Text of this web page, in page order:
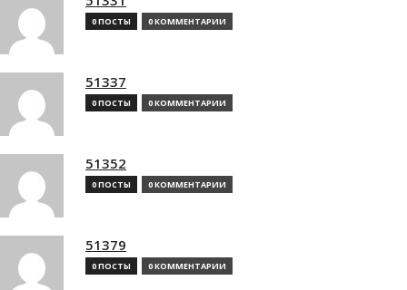
0 ПОСТЫ 0 КОММЕНТАРИИ
51337
0 ПОСТЫ 0 КОММЕНТАРИИ
51352
0 ПОСТЫ 0 КОММЕНТАРИИ
51379
0 ПОСТЫ 0 КОММЕНТАРИИ